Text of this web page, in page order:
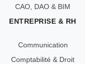
CAO, DAO & BIM
ENTREPRISE & RH
Communication
Comptabilité & Droit